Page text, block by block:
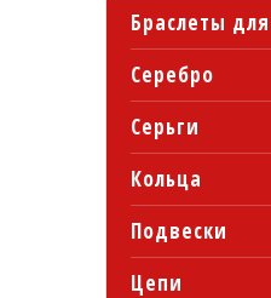
Браслеты
Серебро
Серьги
Кольца
Подвески
Цепи